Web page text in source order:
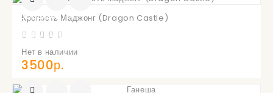
Крепость Маджонг (Dragon Castle)
Нет в наличии
3500р.
УВЕДОМИТЬ
ПОСТУПЛЕНИИ